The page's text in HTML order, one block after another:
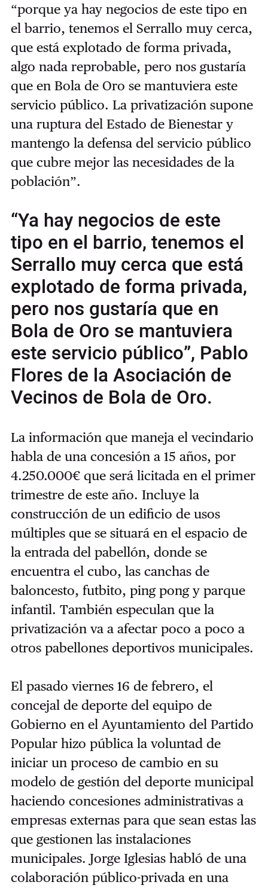
“porque ya hay negocios de este tipo en
el barrio, tenemos el Serrallo muy cerca,
que está explotado de forma privada,
algo nada reprobable, pero nos gustaría
que en Bola de Oro se mantuviera este
servicio público. La privatización supone
una ruptura del Estado de Bienestar y
mantengo la defensa del servicio público
que cubre mejor las necesidades de la
población”.
“Ya hay negocios de este
tipo en el barrio, tenemos el
Serrallo muy cerca que está
explotado de forma privada,
pero nos gustaría que en
Bola de Oro se mantuviera
este servicio público”, Pablo
Flores de la Asociación de
Vecinos de Bola de Oro.
La información que maneja el vecindario
habla de una concesión a 15 años, por
4.250.000€ que será licitada en el primer
trimestre de este año. Incluye la
construcción de un edificio de usos
múltiples que se situará en el espacio de
la entrada del pabellón, donde se
encuentra el cubo, las canchas de
baloncesto, futbito, ping pong y parque
infantil. También especulan que la
privatización va a afectar poco a poco a
otros pabellones deportivos municipales.
El pasado viernes 16 de febrero, el
concejal de deporte del equipo de
Gobierno en el Ayuntamiento del Partido
Popular hizo pública la voluntad de
iniciar un proceso de cambio en su
modelo de gestión del deporte municipal
haciendo concesiones administrativas a
empresas externas para que sean estas las
que gestionen las instalaciones
municipales. Jorge Iglesias habló de una
colaboración público-privada en una